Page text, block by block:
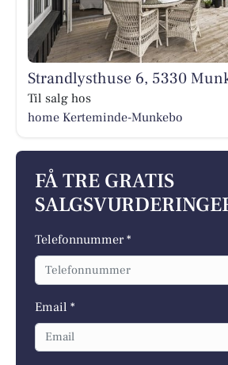
Strandlysthuse 6, 5330
Til salg hos
home Kerteminde-Munkebo
FÅ TRE GRATIS
Telefonnummer *
Email *